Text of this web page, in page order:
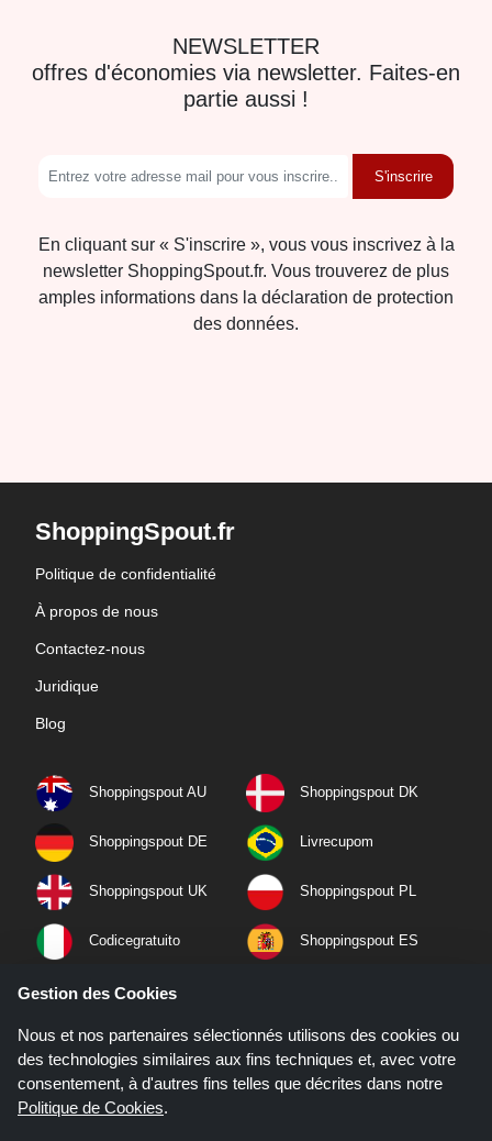
NEWSLETTER
offres d'économies via newsletter. Faites-en
partie aussi !
S'inscrire
En cliquant sur « S'inscrire », vous vous inscrivez à la
newsletter ShoppingSpout.fr. Vous trouverez de plus
amples informations dans la déclaration de protection
des données.
ShoppingSpout.fr
Politique de confidentialité
À propos de nous
Contactez-nous
Juridique
Blog
Shoppingspout AU Shoppingspout DK
Shoppingspout DE Livrecupom
Shoppingspout UK Shoppingspout PL
Codicegratuito Shoppingspout ES
Shoppingspout NL
Shoppingspout PT Shoppingspout NO
Gestion des Cookies
Nous et nos partenaires sélectionnés utilisons des cookies ou
des technologies similaires aux fins techniques et, avec votre
consentement, à d'autres fins telles que décrites dans notre
Politique de Cookies.